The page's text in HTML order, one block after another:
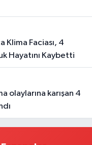
Hayatını Kaybetti